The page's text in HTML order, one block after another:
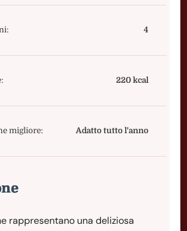
4
220 kcal
migliore: Adatto tutto l'anno
rappresentano una deliziosa